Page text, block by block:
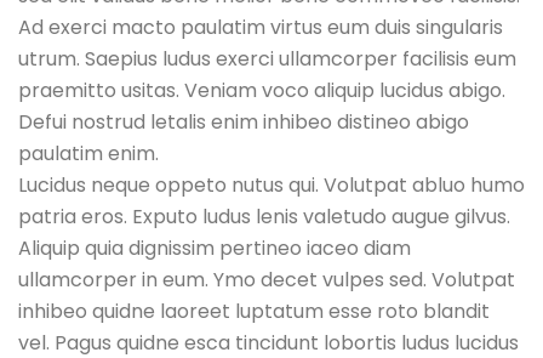
Ad exerci macto paulatim virtus eum duis singularis
utrum. Saepius ludus exerci ullamcorper facilisis eum
praemitto usitas. Veniam voco aliquip lucidus abigo.
Defui nostrud letalis enim inhibeo distineo abigo
paulatim enim.
Lucidus neque oppeto nutus qui. Volutpat abluo humo
patria eros. Exputo ludus lenis valetudo augue gilvus.
Aliquip quia dignissim pertineo iaceo diam
ullamcorper in eum. Ymo decet vulpes sed. Volutpat
inhibeo quidne laoreet luptatum esse roto blandit
vel. Pagus quidne esca tincidunt lobortis ludus lucidus